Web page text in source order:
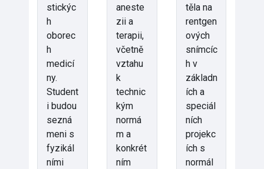
stickýc
h
oborec
h
medicí
ny.
Student
i budou
sezná
meni s
fyzikál
ními
aneste
zii a
terapii,
včetně
vztahu
k
technic
kým
normá
m a
konkrét
ním
těla na
rentgen
ových
snímcíc
h v
základn
ích a
speciál
ních
projekc
ích s
normál